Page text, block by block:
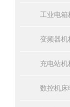
工业电箱
变频器机
充电站机
数控机床